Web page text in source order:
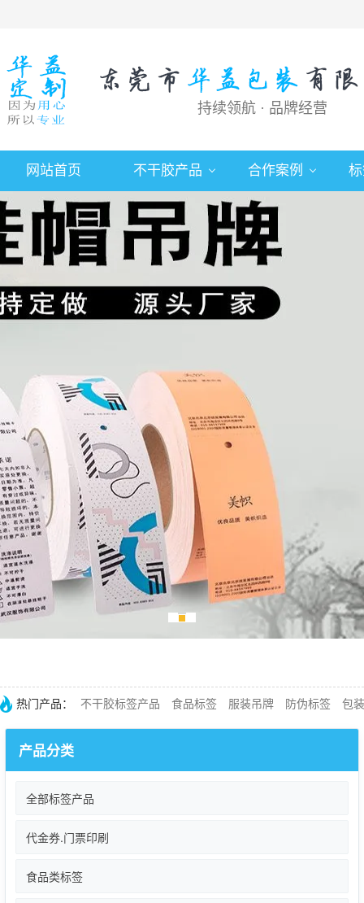
持续领航 · 品牌经营
网站首页 不干胶产品 合作案例
热门产品： 不干胶标签产品 食品标签 服装吊牌 防伪标签 包
产品分类
全部标签产品
代金券.门票印刷
食品类标签